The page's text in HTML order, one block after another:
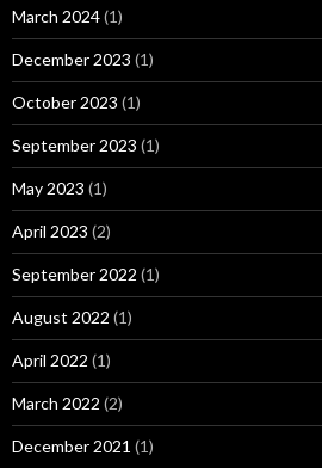
March 2024(1)
December 2023 (1)
October 2023 (1)
September 2023 (1)
May 2023 (1)
April 2023 (2)
September 2022 (1)
August 2022 (1)
April 2022 (1)
March 2022 (2)
December 2021 (1)